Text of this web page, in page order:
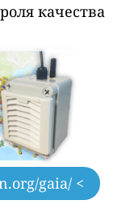
качества
gaia/ <